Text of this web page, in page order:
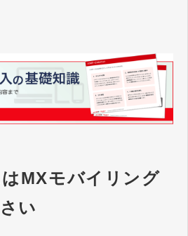
MXモバイリング
い